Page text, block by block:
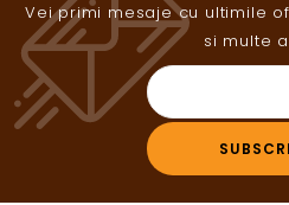
Vei primi mesaje cu ultimile
si multe